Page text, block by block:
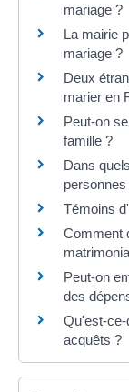
mariage ?
La mairie
mariage ?
Deux
marier en
Peut-on
famille ?
Dans
Témoins
Comment
Peut-on
des
Qu'est-ce-
acquêts ?